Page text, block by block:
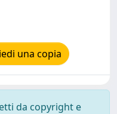
una copia
da copyright e